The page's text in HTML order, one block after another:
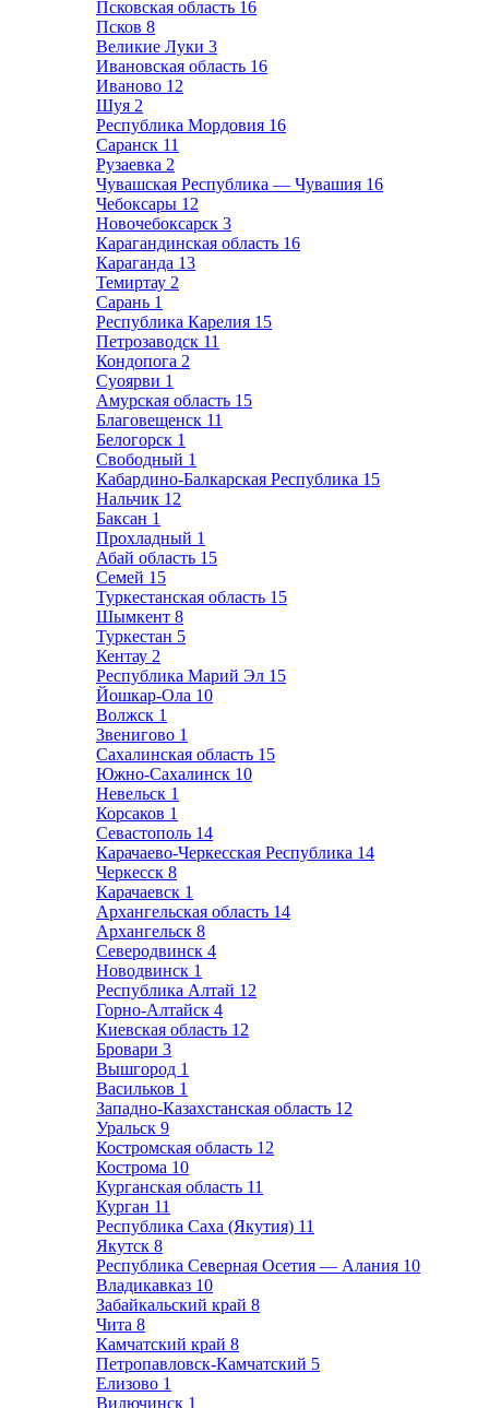
Псковская область 16
Псков 8
Великие Луки 3
Ивановская область 16
Иваново 12
Шуя 2
Республика Мордовия 16
Саранск 11
Рузаевка 2
Чувашская Республика — Чувашия 16
Чебоксары 12
Новочебоксарск 3
Карагандинская область 16
Караганда 13
Темиртау 2
Сарань 1
Республика Карелия 15
Петрозаводск 11
Кондопога 2
Суоярви 1
Амурская область 15
Благовещенск 11
Белогорск 1
Свободный 1
Кабардино-Балкарская Республика 15
Нальчик 12
Баксан 1
Прохладный 1
Абай область 15
Семей 15
Туркестанская область 15
Шымкент 8
Туркестан 5
Кентау 2
Республика Марий Эл 15
Йошкар-Ола 10
Волжск 1
Звенигово 1
Сахалинская область 15
Южно-Сахалинск 10
Невельск 1
Корсаков 1
Севастополь 14
Карачаево-Черкесская Республика 14
Черкесск 8
Карачаевск 1
Архангельская область 14
Архангельск 8
Северодвинск 4
Новодвинск 1
Республика Алтай 12
Горно-Алтайск 4
Киевская область 12
Бровари 3
Вышгород 1
Васильков 1
Западно-Казахстанская область 12
Уральск 9
Костромская область 12
Кострома 10
Курганская область 11
Курган 11
Республика Саха (Якутия) 11
Якутск 8
Республика Северная Осетия — Алания 10
Владикавказ 10
Забайкальский край 8
Чита 8
Камчатский край 8
Петропавловск-Камчатский 5
Елизово 1
Вилючинск 1